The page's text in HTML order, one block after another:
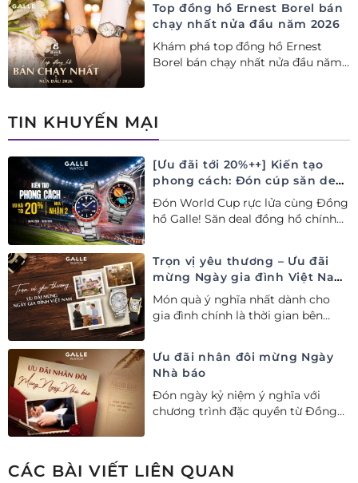
Top đồng hồ Ernest Borel bán
chạy nhất nửa đầu năm 2026
Khám phá top đồng hồ Ernest
Borel bán chạy nhất nửa đầu năm
TIN KHUYẾN MẠI
[Ưu đãi tới 20%++] Kiến tạo
phong cách: Đón cúp săn deal
– Siêu ưu đãi đồng hành cùng
World Cup
Đón World Cup rực lửa cùng Đồng
hồ Galle! Săn deal đồng hồ chính
Trọn vị yêu thương – Ưu đãi
mừng Ngày gia đình Việt Nam
28/06
Món quà ý nghĩa nhất dành cho
gia đình chính là thời gian bên
Gia đình Việt Nam.
Ưu đãi nhân đôi mừng Ngày
Nhà báo
Đón ngày kỷ niệm ý nghĩa với
chương trình đặc quyền từ Đồng
CÁC BÀI VIẾT LIÊN QUAN